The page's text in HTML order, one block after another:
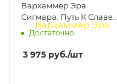
Вархаммер Эра
Сигмара. Путь К Славе
(англ.) (Warhammer Age
of Sigmar Path to Glory
Diary (Eng)) Games
Workshop
Достаточно
3 975 руб./шт